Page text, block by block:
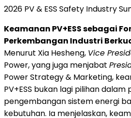
2026 PV & ESS Safety Industry
Keamanan PV+ESS sebagai
Perkembangan Industri
Menurut Xia Hesheng, Vice
Power, yang juga menjabat
Power Strategy & Marketing,
PV+ESS bukan lagi pilihan dalam
pengembangan sistem energi
kebutuhan. Ia menjelaskan,